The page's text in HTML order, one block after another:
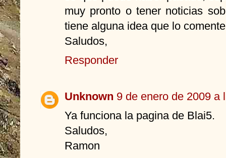
muy pronto o tener noticias
tiene alguna idea que lo
Saludos,
Responder
Unknown 9 de enero de 2009 a
Ya funciona la pagina de Blai5.
Saludos,
Ramon